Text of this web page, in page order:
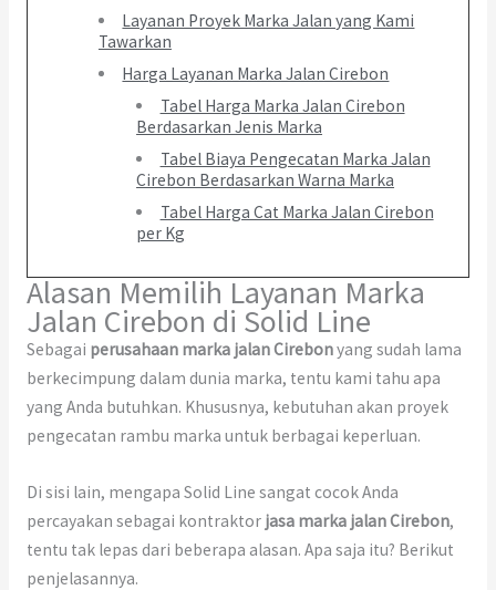
Layanan Proyek Marka Jalan yang Kami
Tawarkan
Harga Layanan Marka Jalan Cirebon
Tabel Harga Marka Jalan Cirebon
Berdasarkan Jenis Marka
Tabel Biaya Pengecatan Marka Jalan
Cirebon Berdasarkan Warna Marka
Tabel Harga Cat Marka Jalan Cirebon
per Kg
Alasan Memilih Layanan Marka
Jalan Cirebon di Solid Line
Sebagai perusahaan marka jalan Cirebonyang sudah lama
berkecimpung dalam dunia marka, tentu kami tahu apa
yang Anda butuhkan. Khususnya, kebutuhan akan proyek
pengecatan rambu marka untuk berbagai keperluan.
Di sisi lain, mengapa Solid Line sangat cocok Anda
percayakan sebagai kontraktor jasa marka jalan Cirebon,
tentu tak lepas dari beberapa alasan. Apa saja itu? Berikut
penjelasannya.